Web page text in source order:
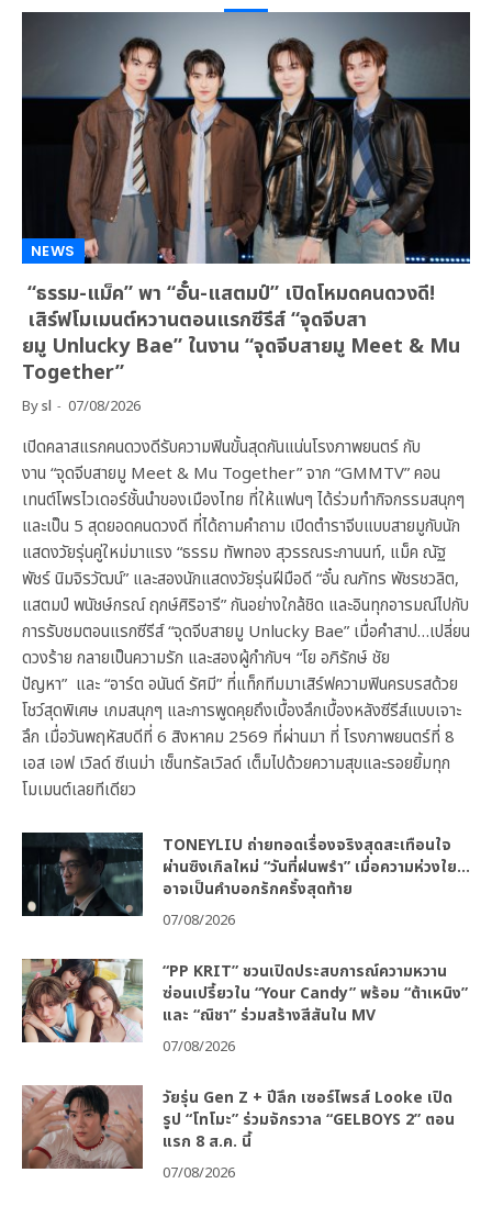
NEWS
“ธรรม-แม็ค” พา “อั๋น-แสตมป์” เปิดโหมดคนดวงดี!
เสิร์ฟโมเมนต์หวานตอนแรกซีรีส์ “จุดจีบสา
ยมู Unlucky Bae” ในงาน “จุดจีบสายมู Meet & Mu
Together”
Bysl 07/08/2026
เปิดคลาสแรกคนดวงดีรับความฟินขั้นสุดกันแน่นโรงภาพยนตร์ กับ
งาน “จุดจีบสายมู Meet & Mu Together” จาก “GMMTV” คอน
เทนต์โพรไวเดอร์ชั้นนำของเมืองไทย ที่ให้แฟนๆ ได้ร่วมทำกิจกรรมสนุกๆ
และเป็น 5 สุดยอดคนดวงดี ที่ได้ถามคำถาม เปิดตำราจีบแบบสายมูกับนัก
แสดงวัยรุ่นคู่ใหม่มาแรง “ธรรม ทัพทอง สุวรรณระกานนท์, แม็ค ณัฐ
พัชร์ นิมจิรวัฒน์” และสองนักแสดงวัยรุ่นฝีมือดี “อั๋น ณภัทร พัชรชวลิต,
แสตมป์ พนัชษ์กรณ์ ฤกษ์ศิริอารี” กันอย่างใกล้ชิด และอินทุกอารมณ์ไปกับ
การรับชมตอนแรกซีรีส์ “จุดจีบสายมู Unlucky Bae” เมื่อคำสาป…เปลี่ยน
ดวงร้าย กลายเป็นความรัก และสองผู้กำกับฯ “โย อภิรักษ์ ชัย
ปัญหา” และ “อาร์ต อนันต์ รัศมี” ที่แท็กทีมมาเสิร์ฟความฟินครบรสด้วย
โชว์สุดพิเศษ เกมสนุกๆ และการพูดคุยถึงเบื้องลึกเบื้องหลังซีรีส์แบบเจาะ
ลึก เมื่อวันพฤหัสบดีที่ 6 สิงหาคม 2569 ที่ผ่านมา ที่ โรงภาพยนตร์ที่ 8
เอส เอฟ เวิลด์ ซีเนม่า เซ็นทรัลเวิลด์ เต็มไปด้วยความสุขและรอยยิ้มทุก
โมเมนต์เลยทีเดียว
TONEYLIU ถ่ายทอดเรื่องจริงสุดสะเทือนใจ
ผ่านซิงเกิลใหม่ “วันที่ฝนพรำ” เมื่อความห่วงใย…
อาจเป็นคำบอกรักครั้งสุดท้าย
07/08/2026
“PP KRIT” ชวนเปิดประสบการณ์ความหวาน
ซ่อนเปรี้ยวใน “Your Candy” พร้อม “ต้าเหนิง”
และ “ณิชา” ร่วมสร้างสีสันใน MV
07/08/2026
วัยรุ่น Gen Z + ปีลึก เซอร์ไพรส์ Looke เปิด
รูป “โทโมะ” ร่วมจักรวาล “GELBOYS 2” ตอน
แรก 8 ส.ค. นี้
07/08/2026